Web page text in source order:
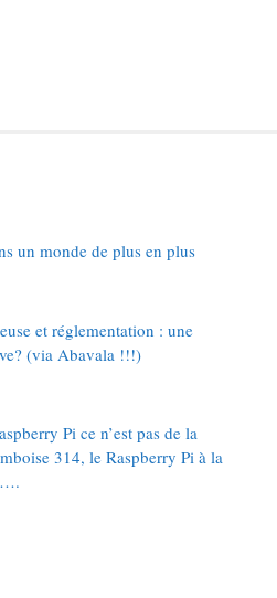
un monde de plus en plus
et réglementation : une
(via Abavala !!!)
Pi ce n’est pas de la
314, le Raspberry Pi à la